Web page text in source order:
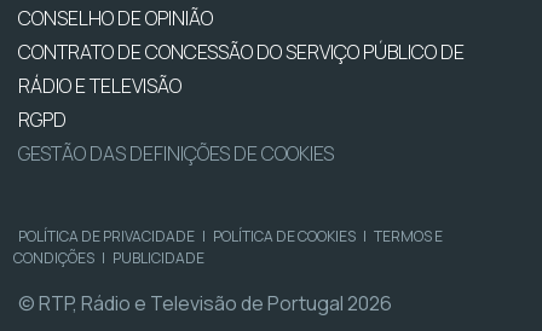
CONSELHO DE OPINIÃO
CONTRATO DE CONCESSÃO DO SERVIÇO PÚBLICO DE
RÁDIO E TELEVISÃO
RGPD
GESTÃO DAS DEFINIÇÕES DE COOKIES
POLÍTICA DE PRIVACIDADE | POLÍTICA DE COOKIES | TERMOS E
CONDIÇÕES | PUBLICIDADE
© RTP, Rádio e Televisão de Portugal 2026